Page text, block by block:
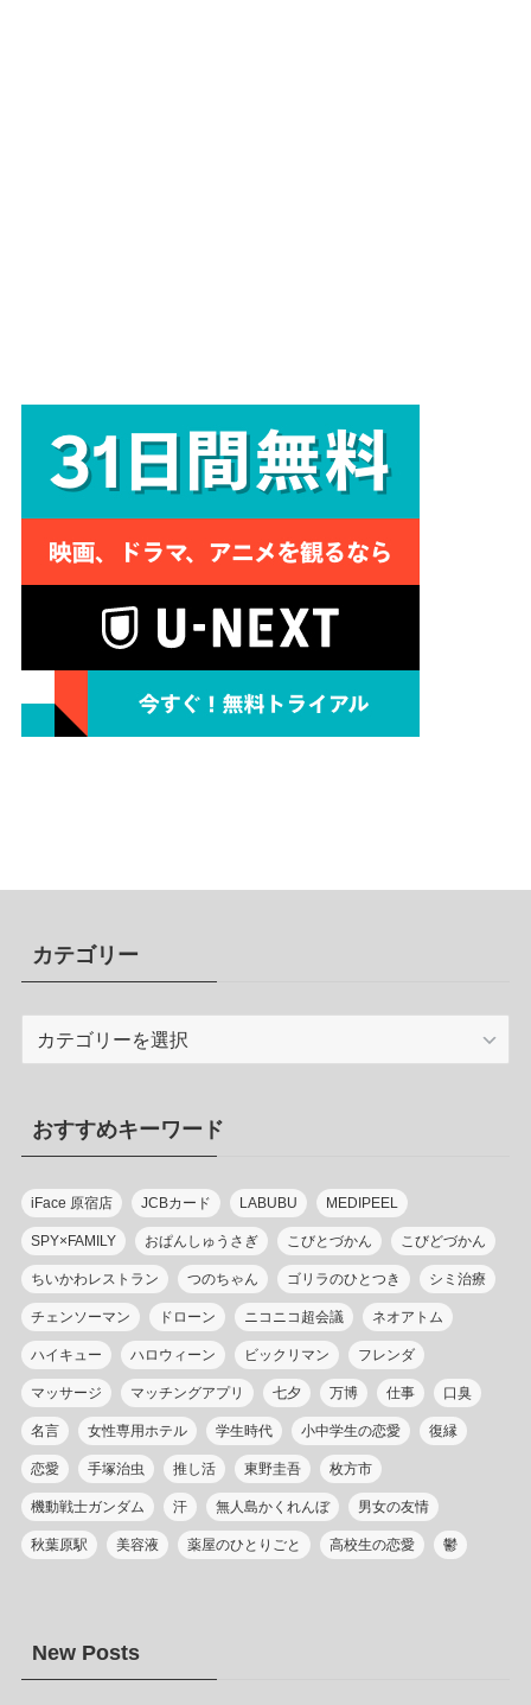
カテゴリー
リ
ー
おすすめキーワード
iFace 原宿店 JCBカード LABUBU MEDIPEEL
SPY×FAMILY おぱんしゅうさぎ こびとづかん こびどづかん
ちいかわレストラン つのちゃん ゴリラのひとつき シミ治療
チェンソーマン ドローン ニコニコ超会議 ネオアトム
ハイキュー ハロウィーン ビックリマン フレンダ
マッサージ マッチングアプリ 七夕 万博 仕事 口臭
名言 女性専用ホテル 学生時代 小中学生の恋愛 復縁
恋愛 手塚治虫 推し活 東野圭吾 枚方市
機動戦士ガンダム 汗 無人島かくれんぼ 男女の友情
秋葉原駅 美容液 薬屋のひとりごと 高校生の恋愛 鬱
New Posts